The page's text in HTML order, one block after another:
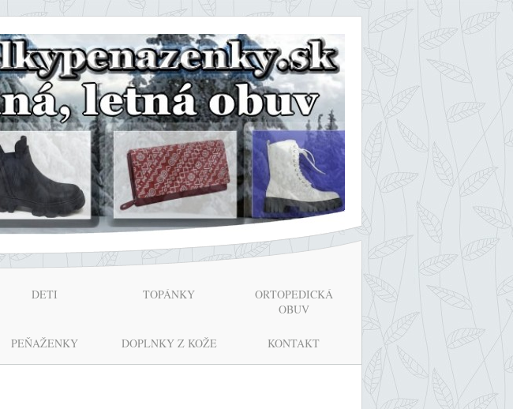
DETI TOPÁNKY
ORTOPEDICKÁ
OBUV
PEŇAŽENKY DOPLNKY Z KOŽE KONTAKT